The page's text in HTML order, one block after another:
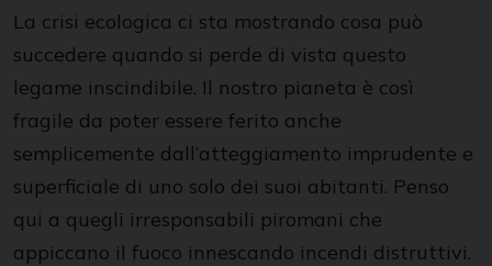
La crisi ecologica ci sta mostrando cosa può
succedere quando si perde di vista questo
legame inscindibile. Il nostro pianeta è così
fragile da poter essere ferito anche
semplicemente dall’atteggiamento imprudente e
superficiale di uno solo dei suoi abitanti. Penso
qui a quegli irresponsabili piromani che
appiccano il fuoco innescando incendi distruttivi.